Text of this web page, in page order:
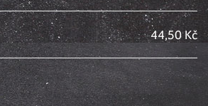
44,50 Kč